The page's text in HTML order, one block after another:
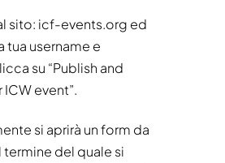
sito: icf-events.org ed
tua username e
su “Publish and
event”.
si aprirà un form da
del quale si